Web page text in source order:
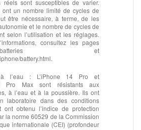
réels sont susceptibles de varier.
ont un nombre limité de cycles de
être nécessaire, à terme, de les
et le nombre de cycles de
selon l’utilisation et les réglages.
consultez les pages
fr/batteries et
battery.html.
à l’eau :L’iPhone 14 Pro et
Pro Max sont résistants aux
à l’eau et à la poussière. Ils ont
laboratoire dans des conditions
ont obtenu l’indice de protection
la norme 60529 de la Commission
internationale (CEI) (profondeur